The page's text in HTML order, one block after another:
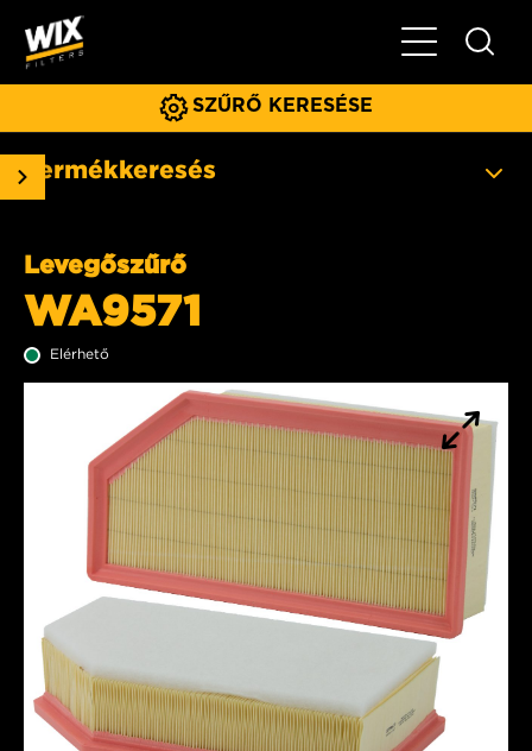
Főmenü
SZŰRŐ KERESÉSE
Termékkeresés
Levegőszűrő
WA9571
Elérhető